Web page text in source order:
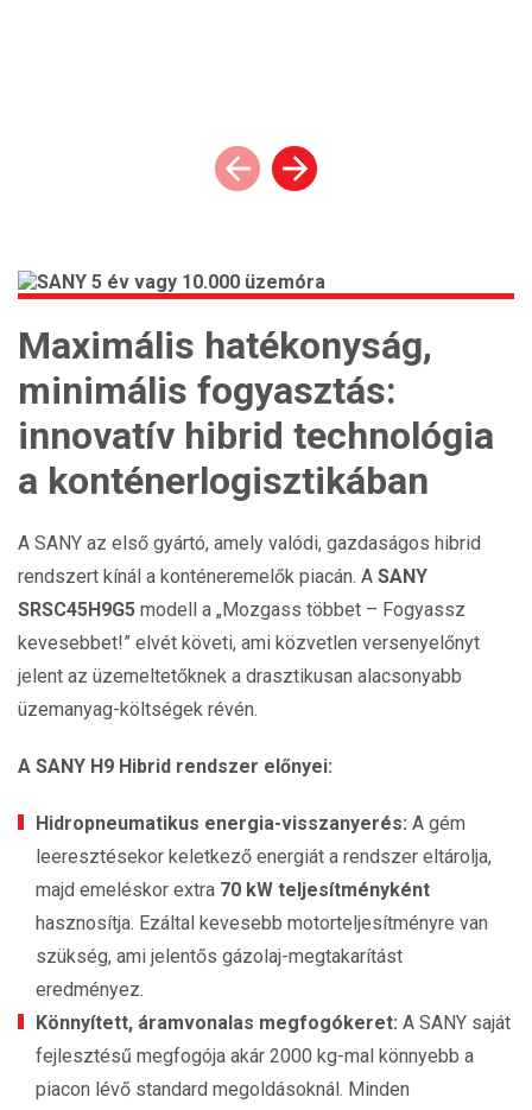
Maximális hatékonyság,
minimális fogyasztás:
innovatív hibrid technológia
a konténerlogisztikában
A SANY az első gyártó, amely valódi, gazdaságos hibrid
rendszert kínál a konténeremelők piacán. A SANY
SRSC45H9G5 modell a „Mozgass többet – Fogyassz
kevesebbet!” elvét követi, ami közvetlen versenyelőnyt
jelent az üzemeltetőknek a drasztikusan alacsonyabb
üzemanyag-költségek révén.
A SANY H9 Hibrid rendszer előnyei:
Hidropneumatikus energia-visszanyerés: A gém
leeresztésekor keletkező energiát a rendszer eltárolja,
majd emeléskor extra 70 kW teljesítményként
hasznosítja. Ezáltal kevesebb motorteljesítményre van
szükség, ami jelentős gázolaj-megtakarítást
eredményez.
Könnyített, áramvonalas megfogókeret: A SANY saját
fejlesztésű megfogója akár 2000 kg-mal könnyebb a
piacon lévő standard megoldásoknál. Minden